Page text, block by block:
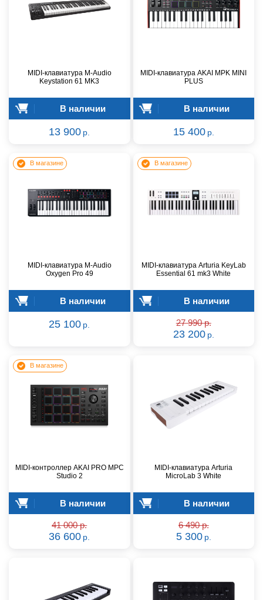
MIDI-клавиатура M-Audio
Keystation 61 MK3
В наличии
13 900 р.
MIDI-клавиатура AKAI MPK MINI
PLUS
В наличии
15 400 р.
В магазине
MIDI-клавиатура M-Audio
Oxygen Pro 49
В наличии
25 100 р.
В магазине
MIDI-клавиатура Arturia KeyLab
Essential 61 mk3 White
В наличии
27 990 р.
23 200 р.
В магазине
MIDI-контроллер AKAI PRO MPC
Studio 2
В наличии
41 000 р.
36 600 р.
MIDI-клавиатура Arturia
MicroLab 3 White
В наличии
6 490 р.
5 300 р.